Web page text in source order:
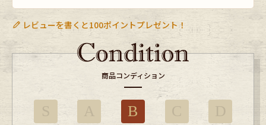
レビューを書くと100ポイントプレゼント！
商品コンディション
B